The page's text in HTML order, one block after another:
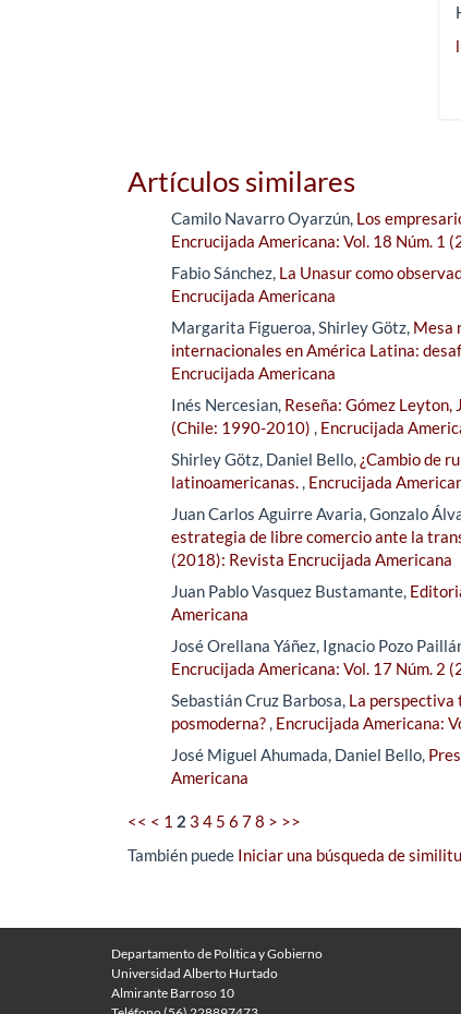
Artículos similares
Camilo Navarro Oyarzún, Los
Encrucijada Americana: Vol. 18 Núm. 1
Fabio Sánchez, La Unasur como
Encrucijada Americana
Margarita Figueroa, Shirley Götz, Mesa
internacionales en América Latina:
Encrucijada Americana
Inés Nercesian, Reseña: Gómez
(Chile: 1990-2010) , Encrucijada
Shirley Götz, Daniel Bello, ¿Cambio de
latinoamericanas., Encrucijada
Juan Carlos Aguirre Avaria, Gonzalo
estrategia de libre comercio ante la
(2018): Revista Encrucijada Americana
Juan Pablo Vasquez Bustamante,
Americana
José Orellana Yáñez, Ignacio Pozo
Encrucijada Americana: Vol. 17 Núm. 2
Sebastián Cruz Barbosa, La perspectiva
posmoderna?, Encrucijada Americana:
José Miguel Ahumada, Daniel Bello,
Americana
<< < 1 2 3 4 5 6 78 > >>
También puede Iniciar una búsqueda de
Departamento de Política y Gobierno
Universidad Alberto Hurtado
Almirante Barroso 10